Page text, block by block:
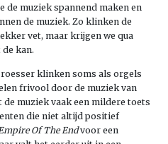
de muziek spannend maken en
de muziek. Zo klinken de
vet, maar krijgen we qua
kan.
klinken soms als orgels
frivool door de muziek van
de muziek vaak een mildere toets
die niet altijd positief
Empire Of The Endvoor een